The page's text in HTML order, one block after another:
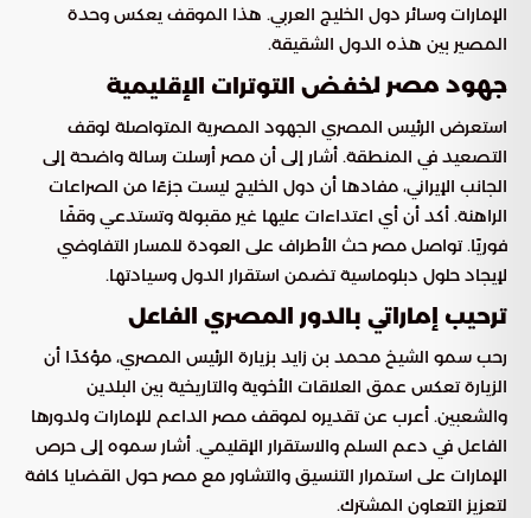
الإمارات وسائر دول الخليج العربي. هذا الموقف يعكس وحدة
المصير بين هذه الدول الشقيقة.
جهود مصر لخفض التوترات الإقليمية
استعرض الرئيس المصري الجهود المصرية المتواصلة لوقف
التصعيد في المنطقة. أشار إلى أن مصر أرسلت رسالة واضحة إلى
الجانب الإيراني، مفادها أن دول الخليج ليست جزءًا من الصراعات
الراهنة. أكد أن أي اعتداءات عليها غير مقبولة وتستدعي وقفًا
فوريًا. تواصل مصر حث الأطراف على العودة للمسار التفاوضي
لإيجاد حلول دبلوماسية تضمن استقرار الدول وسيادتها.
ترحيب إماراتي بالدور المصري الفاعل
رحب سمو الشيخ محمد بن زايد بزيارة الرئيس المصري، مؤكدًا أن
الزيارة تعكس عمق العلاقات الأخوية والتاريخية بين البلدين
والشعبين. أعرب عن تقديره لموقف مصر الداعم للإمارات ولدورها
الفاعل في دعم السلم والاستقرار الإقليمي. أشار سموه إلى حرص
الإمارات على استمرار التنسيق والتشاور مع مصر حول القضايا كافة
لتعزيز التعاون المشترك.